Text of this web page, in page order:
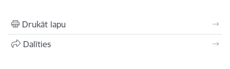
Drukāt lapu
Dalīties